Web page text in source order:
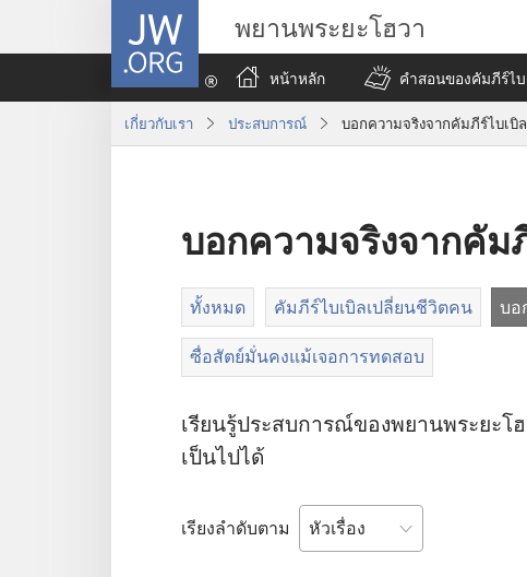
JW.ORG พยานพระยะโฮวา
หน้าหลัก
คำสอนของคัมภีร์ไ
เกี่ยว​กับ​เรา ประสบการณ์ บอกความจริงจากคัมภีร์ไบเบิล
บอกความจริงจากคัม
ทั้งหมด คัมภีร์ไบเบิลเปลี่ยนชีวิตคน บอ
ซื่อสัตย์มั่นคงแม้เจอการทดสอบ
เรียน​รู้​ประสบการณ์​ของ​พยาน​พระ​ยะ
เป็น​ไป​ได้
เรียงลำดับตาม